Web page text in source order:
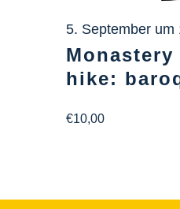
5. September um
hike:
€10,00